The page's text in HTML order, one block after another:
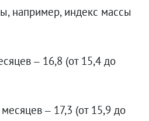
например, индекс массы
– 16,8 (от 15,4 до
– 17,3 (от 15,9 до